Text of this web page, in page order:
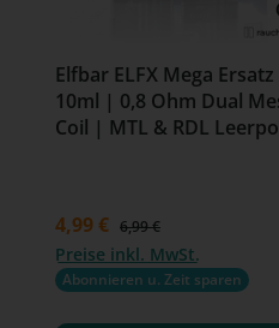
Elfbar ELFX Mega
10ml | 0,8 Ohm Dual
Coil | MTL & RDL
Verkaufspreis:
4,99 € Regulärer Preis:
6,99 €
Preise inkl. MwSt.
Abonnieren u. Zeit sparen